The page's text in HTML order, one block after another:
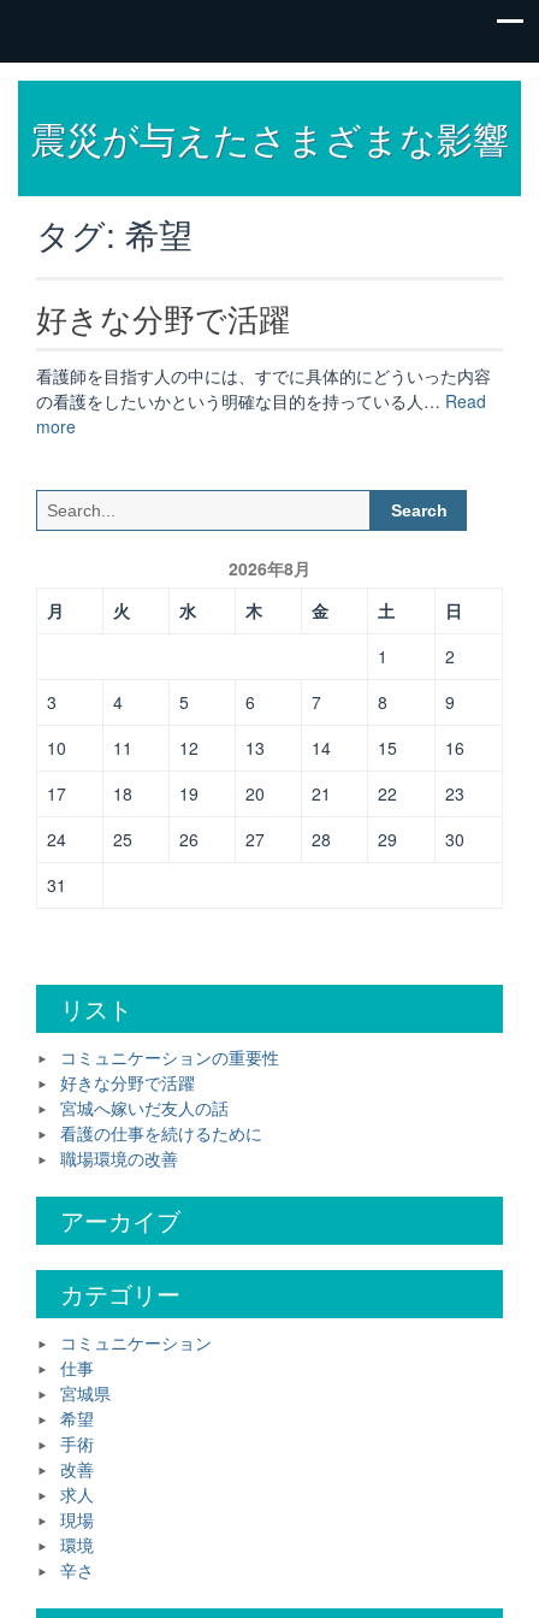
震災が与えたさまざまな影響
タグ: 希望
好きな分野で活躍
看護師を目指す人の中には、すでに具体的にどういった内容
の看護をしたいかという明確な目的を持っている人… Read
more“好
野
Search
for:
2026年8月
月
火 水 木 金 土
日
1
2
3
4 5 6 7 8
9
10
11 12 13 14 15
16
17
18 19 20 21 22
23
24
25 26 27 28 29
30
31
リスト
コミュニケーションの重要性
好きな分野で活躍
宮城へ嫁いだ友人の話
看護の仕事を続けるために
職場環境の改善
アーカイブ
カテゴリー
コミュニケーション
仕事
宮城県
希望
手術
改善
求人
現場
環境
辛さ